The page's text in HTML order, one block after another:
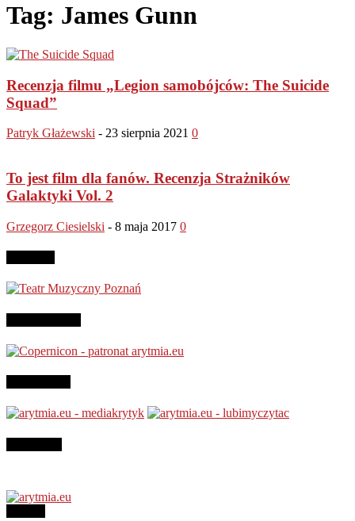
Tag: James Gunn
Recenzja filmu „Legion samobójców: The Suicide
Squad”
Patryk Głażewski - 23 sierpnia 2021 0
To jest film dla fanów. Recenzja Strażników
Galaktyki Vol. 2
Grzegorz Ciesielski - 8 maja 2017 0